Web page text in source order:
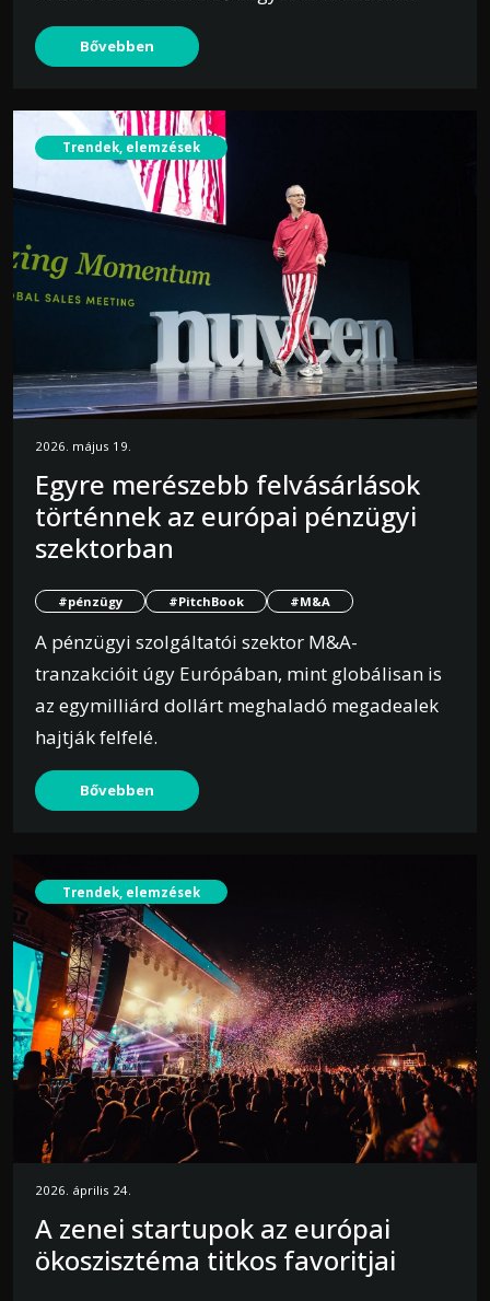
Bővebben
Trendek, elemzések
2026. május 19.
Egyre merészebb felvásárlások
történnek az európai pénzügyi
szektorban
#pénzügy #PitchBook #M&A
A pénzügyi szolgáltatói szektor M&A-
tranzakcióit úgy Európában, mint globálisan is
az egymilliárd dollárt meghaladó megadealek
hajtják felfelé.
Bővebben
Trendek, elemzések
2026. április 24.
A zenei startupok az európai
ökoszisztéma titkos favoritjai